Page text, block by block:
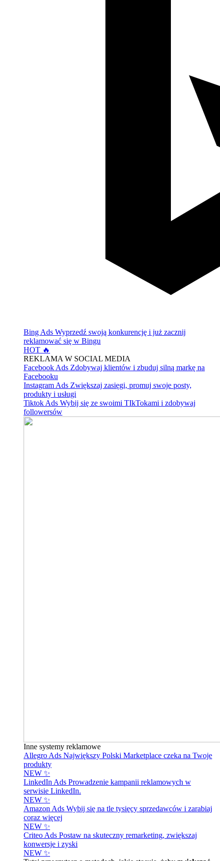
Bing Ads Wyprzedź swoją konkurencję i już zacznij
reklamować się w Bingu
HOT 🔥
REKLAMA W SOCIAL MEDIA
Facebook Ads Zdobywaj klientów i zbuduj silną markę na
Facebooku
Instagram Ads Zwiększaj zasięgi, promuj swoje posty,
produkty i usługi
Tiktok Ads Wybij się ze swoimi TIkTokami i zdobywaj
followersów
Inne systemy reklamowe
Allegro Ads Największy Polski Marketplace czeka na Twoje
produkty
NEW ✨
LinkedIn Ads Prowadzenie kampanii reklamowych w
serwisie LinkedIn.
NEW ✨
Amazon Ads Wybij się na tle tysięcy sprzedawców i zarabiaj
coraz więcej
NEW ✨
Criteo Ads Postaw na skuteczny remarketing, zwiększaj
konwersje i zyski
NEW ✨